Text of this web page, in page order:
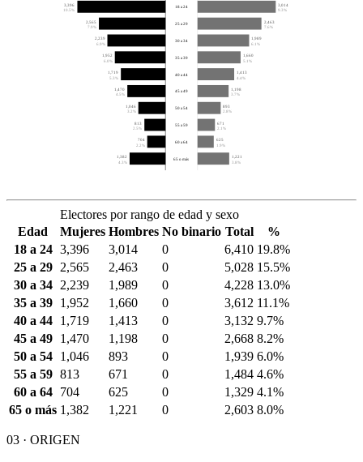
3,396
10.5%
3,014
9.3%
18 a 24
2,565
7.9%
2,463
7.6%
25 a 29
2,239
6.9%
1,989
6.1%
30 a 34
1,952
6.0%
1,660
5.1%
35 a 39
1,719
5.3%
1,413
4.4%
40 a 44
1,470
4.5%
1,198
3.7%
45 a 49
1,046
3.2%
893
2.8%
50 a 54
813
2.5%
671
2.1%
55 a 59
704
2.2%
625
1.9%
60 a 64
1,382
4.3%
1,221
3.8%
65 o más
Electores por rango de edad y sexo
Edad
Mujeres Hombres No binario Total
%
18 a 24 3,396 3,014 0 6,410 19.8%
25 a 29
2,565 2,463 0 5,028 15.5%
30 a 34
2,239 1,989 0 4,228 13.0%
35 a 39
1,952 1,660 0 3,612 11.1%
40 a 44
1,719 1,413 0 3,132 9.7%
45 a 49
1,470 1,198 0 2,668 8.2%
50 a 54
1,046 893 0 1,939 6.0%
55 a 59 813 671 0 1,484 4.6%
60 a 64
704 625 0 1,329 4.1%
65 o más 1,382 1,221 0 2,603 8.0%
03 · ORIGEN